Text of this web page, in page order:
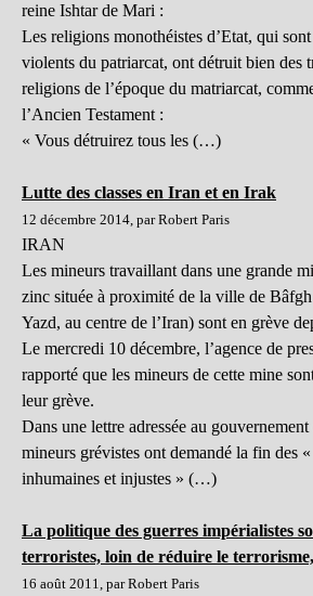
reine Ishtar de Mari :
Les religions monothéistes d’Etat, qui
violents du patriarcat, ont détruit bien des
religions de l’époque du matriarcat,
l’Ancien Testament :
« Vous détruirez tous les (…)
Lutte des classes en Iran et en Irak
12 décembre 2014, par Robert Paris
IRAN
Les mineurs travaillant dans une grande
zinc située à proximité de la ville de
Yazd, au centre de l’Iran) sont en grève
Le mercredi 10 décembre, l’agence de
rapporté que les mineurs de cette mine
leur grève.
Dans une lettre adressée au
mineurs grévistes ont demandé la fin des
inhumaines et injustes » (…)
La politique des guerres impérialistes
terroristes, loin de réduire le
16 août 2011, par Robert Paris